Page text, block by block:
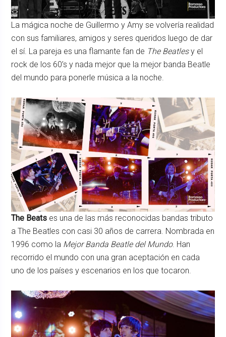
La mágica noche de Guillermo y Amy se volvería realidad
con sus familiares, amigos y seres queridos luego de dar
el sí. La pareja es una flamante fan de The Beatlesy el
rock de los 60’s y nada mejor que la mejor banda Beatle
del mundo para ponerle música a la noche.
The Beats es una de las más reconocidas bandas tributo
a The Beatles con casi 30 años de carrera. Nombrada en
1996 como la Mejor Banda Beatle del Mundo. Han
recorrido el mundo con una gran aceptación en cada
uno de los países y escenarios en los que tocaron.